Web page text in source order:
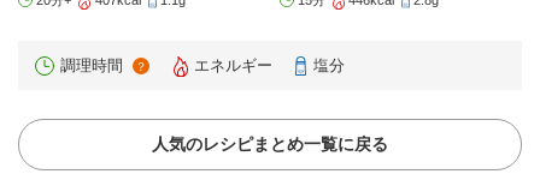
調理時間 ？ エネルギー 塩分
人気のレシピまとめ一覧に戻る